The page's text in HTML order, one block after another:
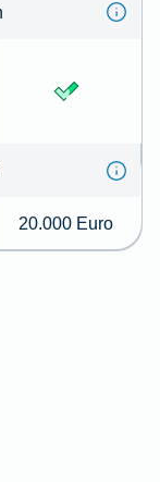
20.000 Euro